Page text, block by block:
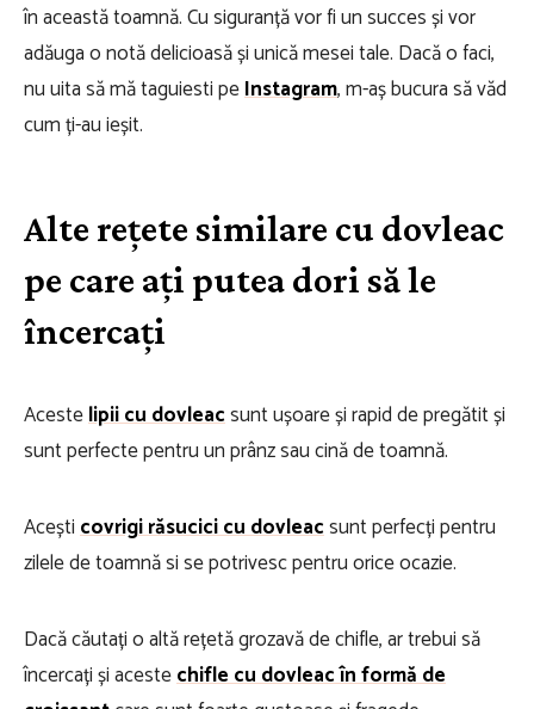
în această toamnă. Cu siguranță vor fi un succes și vor
adăuga o notă delicioasă și unică mesei tale. Dacă o faci,
nu uita să mă taguiesti peInstagram, m-aș bucura să văd
cum ți-au ieșit.
Alte rețete similare cu dovleac
pe care ați putea dori să le
încercați
Acestelipii cu dovleacsunt ușoare și rapid de pregătit și
sunt perfecte pentru un prânz sau cină de toamnă.
Aceșticovrigi răsucici cu dovleacsuntperfecți pentru
zilele de toamnă si se potrivesc pentru orice ocazie.
Dacă căutați o altă rețetă grozavă de chifle, ar trebui să
încercați și acestechifle cu dovleac în formă de